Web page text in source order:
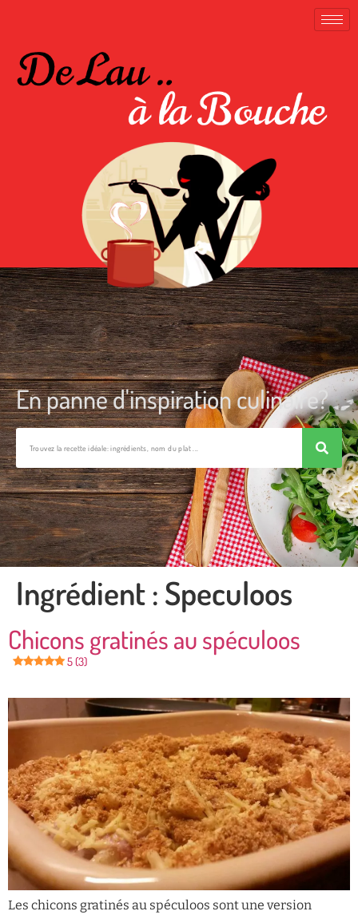
En panne d'inspiration culinaire?
Ingrédient : Speculoos
Chicons gratinés au spéculoos
5 (3)
Les chicons gratinés au spéculoos sont une version